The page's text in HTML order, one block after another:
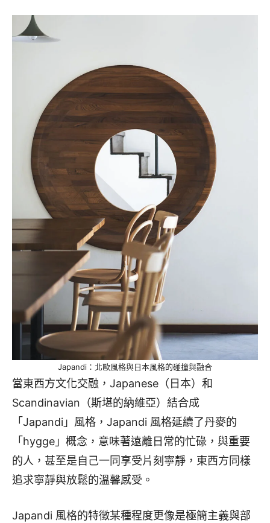
Japandi：北歐風格與日本風格的碰撞與融合
當東西方文化交融，Japanese（日本）和
Scandinavian（斯堪的納維亞）結合成
「Japandi」風格，Japandi 風格延續了丹麥的
「hygge」概念，意味著遠離日常的忙碌，與重要
的人，甚至是自己一同享受片刻寧靜，東西方同樣
追求寧靜與放鬆的溫馨感受。
Japandi 風格的特徵某種程度更像是極簡主義與部